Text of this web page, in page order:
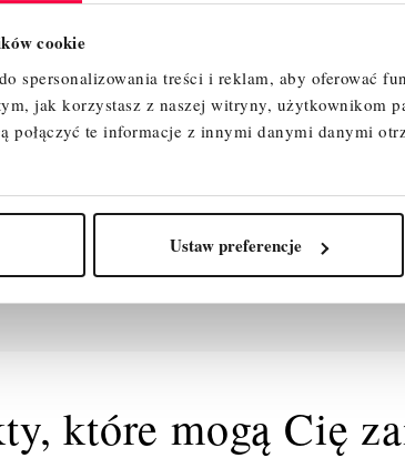
cookie
spersonalizowania treści i reklam, aby oferować
jak korzystasz z naszej witryny, użytkownikom
połączyć te informacje z innymi danymi danymi
Ustaw preferencje
które mogą Cię